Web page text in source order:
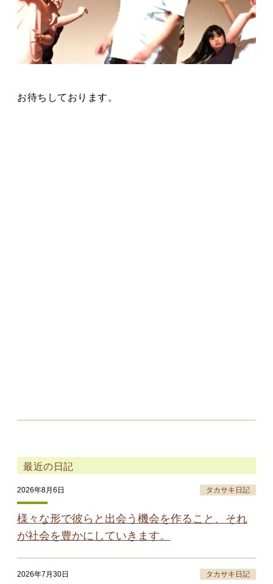
お待ちしております。
最近の日記
2026年8月6日 タカサキ日記
様々な形で彼らと出会う機会を作ること、それ
が社会を豊かにしていきます。
2026年7月30日 タカサキ日記